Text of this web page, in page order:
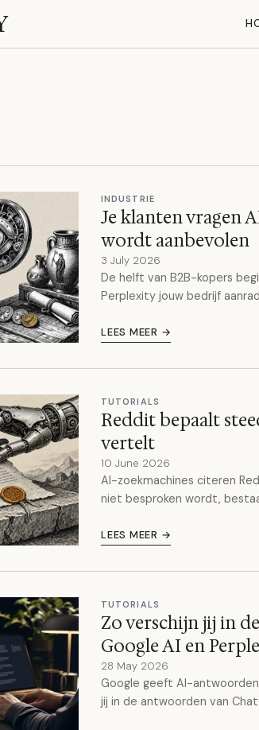
INDUSTRIE
Je klanten vragen
wordt aanbevolen
3 July 2026
De helft van B2B-kopers
Perplexity jouw bedrijf
LEES MEER →
TUTORIALS
Reddit bepaalt
vertelt
10 June 2026
AI-zoekmachines citeren
niet besproken wordt,
LEES MEER →
TUTORIALS
Zo verschijn jij in
Google AI en
28 May 2026
Google geeft AI-
jij in de antwoorden van